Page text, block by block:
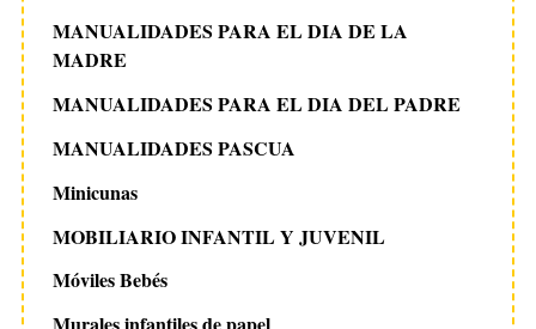
MANUALIDADES PARA EL DIA DE LA
MADRE
MANUALIDADES PARA EL DIA DEL PADRE
MANUALIDADES PASCUA
Minicunas
MOBILIARIO INFANTIL Y JUVENIL
Móviles Bebés